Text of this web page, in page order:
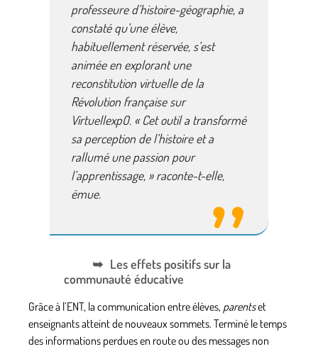
professeure d’histoire-géographie, a
constaté qu’une élève,
habituellement réservée, s’est
animée en explorant une
reconstitution virtuelle de la
Révolution française sur
VirtuellexpO. « Cet outil a transformé
sa perception de l’histoire et a
rallumé une passion pour
l’apprentissage, » raconte-t-elle,
émue.
Les effets positifs sur la
communauté éducative
Grâce à l’ENT, la communication entreélèves, parentset
enseignantsatteint de nouveaux sommets. Terminé le temps
des informations perdues en route ou des messages non